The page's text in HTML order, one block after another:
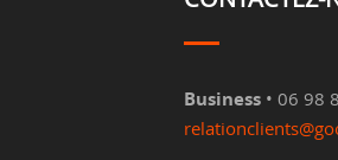
Business • 06 98